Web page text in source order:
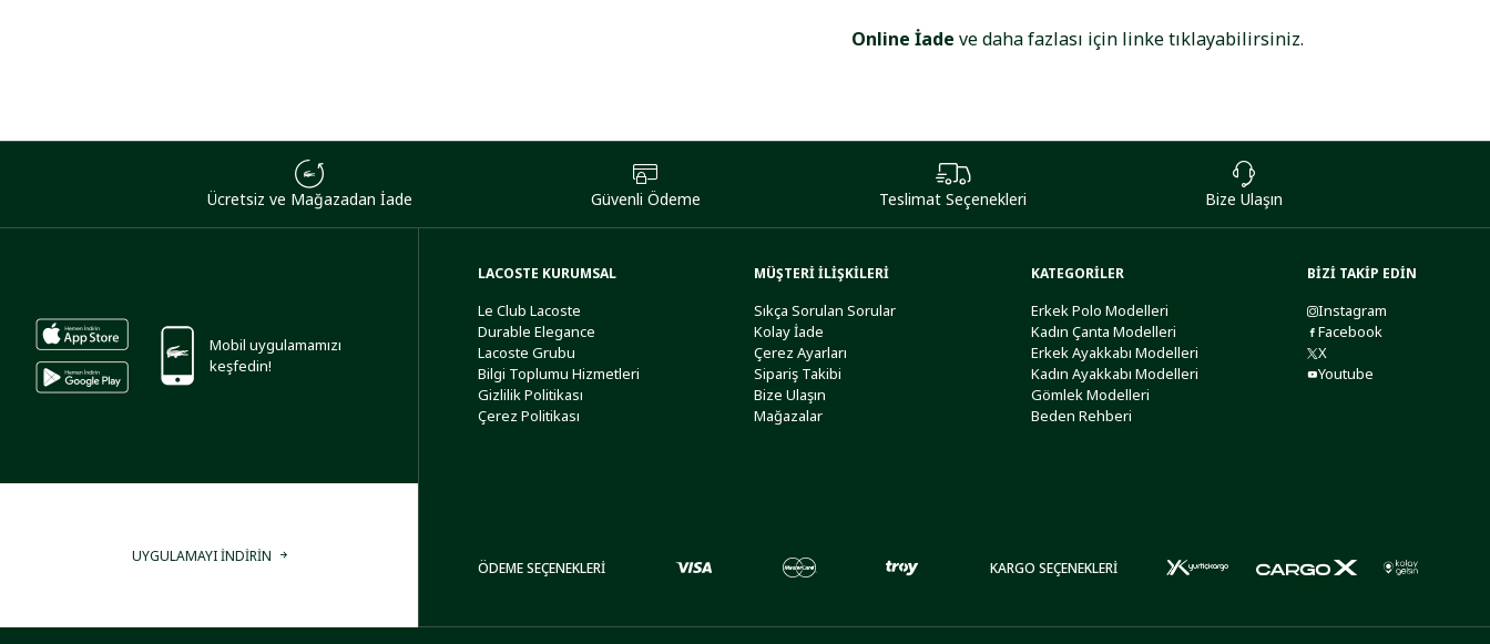
Online İade ve daha fazlası için linketıklayabilirsiniz.
Ücretsiz ve Mağazadan İade Güvenli Ödeme Teslimat Seçenekleri Bize Ulaşın
Mobil uygulamamızı
keşfedin!
UYGULAMAYI İNDİRİN
LACOSTE KURUMSAL
Le Club Lacoste
Durable Elegance
Lacoste Grubu
Bilgi Toplumu Hizmetleri
Gizlilik Politikası
Çerez Politikası
MÜŞTERİ İLİŞKİLERİ
Sıkça Sorulan Sorular
Kolay İade
Çerez Ayarları
Sipariş Takibi
Bize Ulaşın
Mağazalar
KATEGORİLER
Erkek Polo Modelleri
Kadın Çanta Modelleri
Erkek Ayakkabı Modelleri
Kadın Ayakkabı Modelleri
Gömlek Modelleri
Beden Rehberi
BİZİ TAKİP EDİN
Instagram
Facebook
X
Youtube
ÖDEME SEÇENEKLERİ KARGO SEÇENEKLERİ